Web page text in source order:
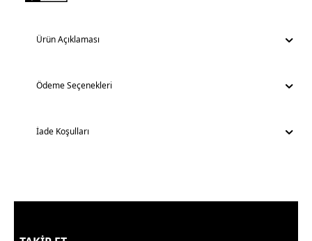
Ürün Açıklaması
Ödeme Seçenekleri
İade Koşulları